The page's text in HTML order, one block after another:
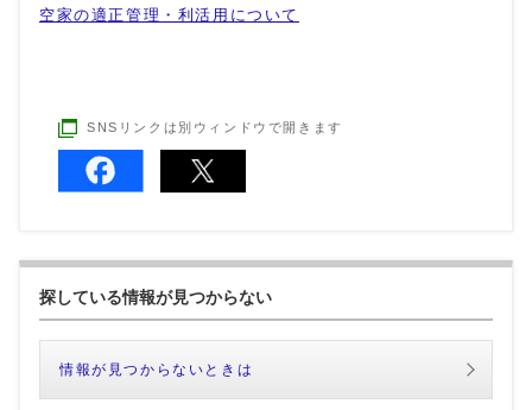
空家の適正管理・利活用について
SNSリンクは別ウィンドウで開きます
探している情報が見つからない
情報が見つからないときは